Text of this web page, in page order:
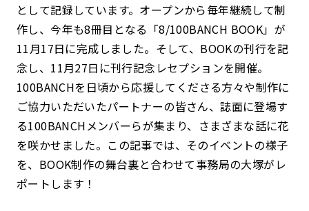
として記録しています。オープンから毎年継続して制
作し、今年も8冊目となる「8/100BANCH BOOK」が
11月17日に完成しました。そして、BOOKの刊行を記
念し、11月27日に刊行記念レセプションを開催。
100BANCHを日頃から応援してくださる方々や制作に
ご協力いただいたパートナーの皆さん、誌面に登場す
る100BANCHメンバーらが集まり、さまざまな話に花
を咲かせました。この記事では、そのイベントの様子
を、BOOK制作の舞台裏と合わせて事務局の大塚がレ
ポートします！